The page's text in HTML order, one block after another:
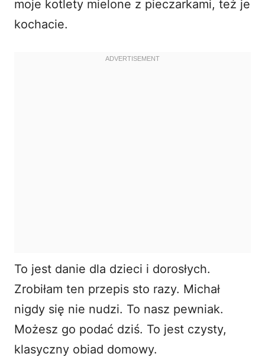
moje kotlety mielone z pieczarkami, też je
kochacie.
To jest danie dla dzieci i dorosłych.
Zrobiłam ten przepis sto razy. Michał
nigdy się nie nudzi. To nasz pewniak.
Możesz go podać dziś. To jest czysty,
klasyczny obiad domowy.